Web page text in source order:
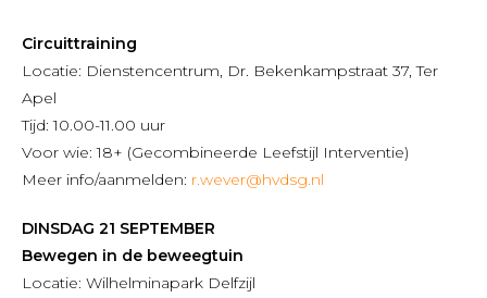
Circuittraining
Locatie: Dienstencentrum, Dr. Bekenkampstraat 37, Ter
Apel
Tijd: 10.00-11.00 uur
Voor wie: 18+ (Gecombineerde Leefstijl Interventie)
Meer info/aanmelden: r.wever@hvdsg.nl
DINSDAG 21 SEPTEMBER
Bewegen in de beweegtuin
Locatie: Wilhelminapark Delfzijl